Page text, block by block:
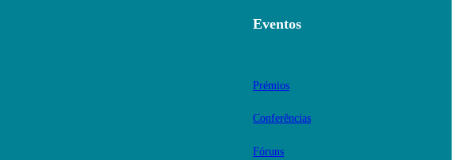
Eventos
Prémios
Conferências
Fóruns